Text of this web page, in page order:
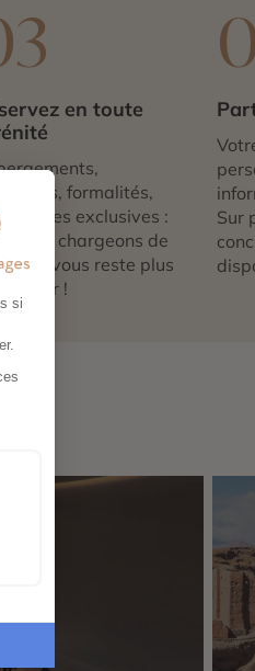
en toute
formalités,
exclusives :
nous chargeons de
Il ne vous reste plus
partir !
Sur